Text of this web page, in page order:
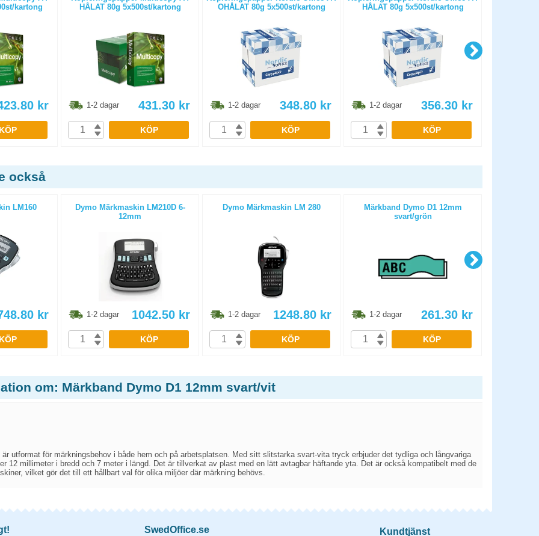
kartong
kr
KÖP
HÅLAT 80g 5x500st/kartong
1-2 dagar 431.30 kr
KÖP
OHÅLAT 80g 5x500st/kartong
1-2 dagar 348.80 kr
KÖP
HÅLAT 80g 5x500st/kartong
1-2 dagar 356.30 kr
KÖP
också
LM160
kr
KÖP
Dymo Märkmaskin LM210D 6-
12mm
1-2 dagar 1042.50 kr
KÖP
Dymo Märkmaskin LM 280
1-2 dagar 1248.80 kr
KÖP
Märkband Dymo D1 12mm
svart/grön
1-2 dagar 261.30 kr
KÖP
om: Märkband Dymo D1 12mm svart/vit
är utformat för märkningsbehov i både hem och på arbetsplatsen. Med sitt slitstarka svart-vita tryck erbjuder det tydliga och långvariga
12 millimeter i bredd och 7 meter i längd. Det är tillverkat av plast med en lätt avtagbar häftande yta. Det är också kompatibelt med de
vilket gör det till ett hållbart val för olika miljöer där märkning behövs.
SwedOffice.se Kundtjänst